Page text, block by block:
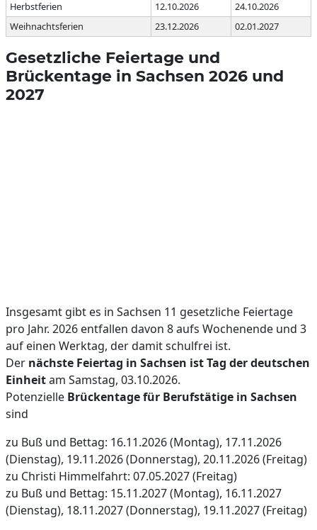
Herbstferien
12.10.2026
24.10.2026
Weihnachtsferien
23.12.2026 02.01.2027
Gesetzliche Feiertage und
Brückentage in Sachsen 2026 und
2027
Insgesamt gibt es in Sachsen 11 gesetzliche Feiertage
pro Jahr. 2026 entfallen davon 8 aufs Wochenende und 3
auf einen Werktag, der damit schulfrei ist.
Der nächste Feiertag in Sachsen ist Tag der deutschen
Einheitam Samstag, 03.10.2026.
Potenzielle Brückentage für Berufstätige in Sachsen
sind
zu Buß und Bettag: 16.11.2026 (Montag), 17.11.2026
(Dienstag), 19.11.2026 (Donnerstag), 20.11.2026 (Freitag)
zu Christi Himmelfahrt: 07.05.2027 (Freitag)
zu Buß und Bettag: 15.11.2027 (Montag), 16.11.2027
(Dienstag), 18.11.2027 (Donnerstag), 19.11.2027 (Freitag)